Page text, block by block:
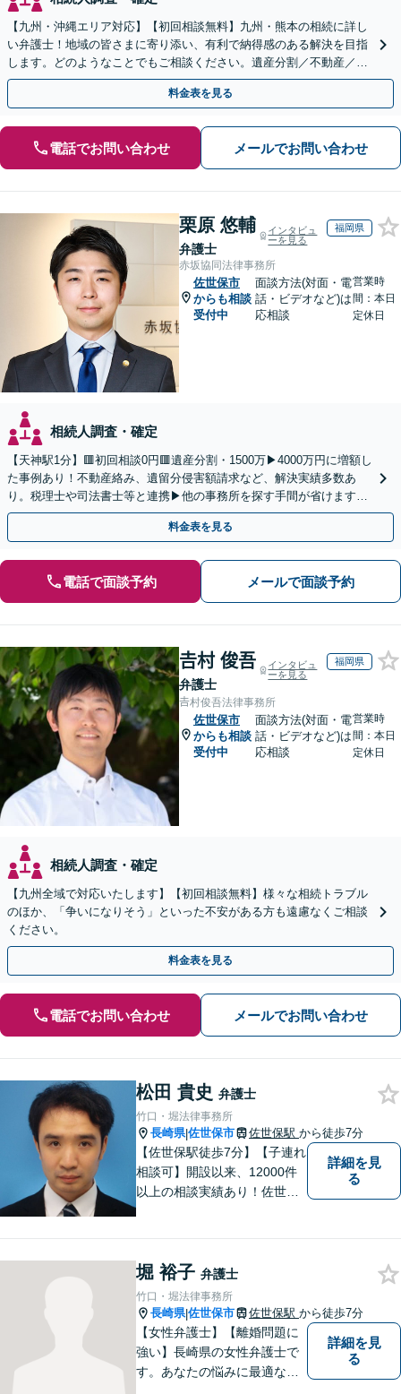
【九州・沖縄エリア対応】【初回相談無料】九州・熊本の相続に詳し
い弁護士！地域の皆さまに寄り添い、有利で納得感のある解決を目指
します。どのようなことでもご相談ください。遺産分割／不動産／遺
言書／使い込み／寄与分／遺留分／相続放棄【完全個室】
料金表を見る
電話でお問い合わせ メールでお問い合わせ
栗原 悠輔
弁護士
インタビュ
ーを見る
福岡県
赤坂協同法律事務所
佐世保市
からも相談
受付中
面談方法(対面・電
話・ビデオなど)は
応相談
営業時
間：本日
定休日
相続人調査・確定
【天神駅1分】🟥初回相談0円🟥遺産分割・1500万▶4000万円に増額し
た事例あり！不動産絡み、遺留分侵害額請求など、解決実績多数あ
り。税理士や司法書士等と連携▶他の事務所を探す手間が省けます！
不動産会社と連携し無料査定&財産調査も◎
料金表を見る
電話で面談予約 メールで面談予約
𠮷村 俊吾
弁護士
インタビュ
ーを見る
福岡県
𠮷村俊吾法律事務所
佐世保市
からも相談
受付中
面談方法(対面・電
話・ビデオなど)は
応相談
営業時
間：本日
定休日
相続人調査・確定
【九州全域で対応いたします】【初回相談無料】様々な相続トラブル
のほか、「争いになりそう」といった不安がある方も遠慮なくご相談
ください。
料金表を見る
電話でお問い合わせ メールでお問い合わせ
松田 貴史 弁護士
竹口・堀法律事務所
長崎県|佐世保市 佐世保駅 から徒歩7分
【佐世保駅徒歩7分】【子連れ
相談可】開設以来、12000件
以上の相談実績あり！佐世保
題・企業法務等、お困りごと
はなんでもご相談ください。
【他士業連携】
詳細を見
る
堀 裕子 弁護士
竹口・堀法律事務所
長崎県|佐世保市 佐世保駅 から徒歩7分
【女性弁護士】【離婚問題に
強い】長崎県の女性弁護士で
す。あなたの悩みに最適なリ
詳細を見
る